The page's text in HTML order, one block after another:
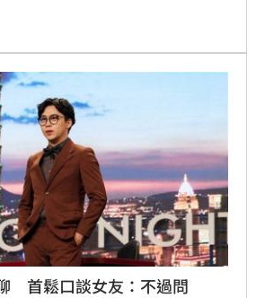
鍾智凱台北報導
首鬆口談女友：不過問